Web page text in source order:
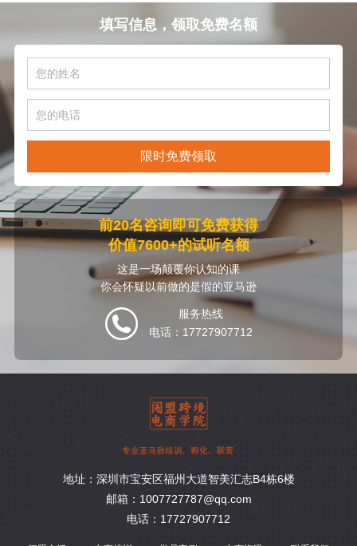
填写信息，领取免费名额
限时免费领取
前20名咨询即可免费获得
价值7600+的试听名额
这是一场颠覆你认知的课
你会怀疑以前做的是假的亚马逊
服务热线
电话：17727907712
地址：深圳市宝安区福州大道智美汇志B4栋6楼
邮箱：1007727787@qq.com
电话：17727907712